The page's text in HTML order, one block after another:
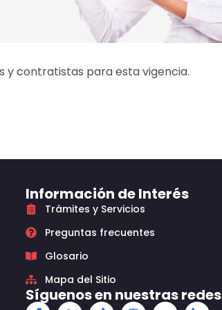
y contratistas para esta vigencia.
Información de Interés
Trámites y Servicios
Preguntas frecuentes
Glosario
Mapa del Sitio
Síguenos en nuestras redes